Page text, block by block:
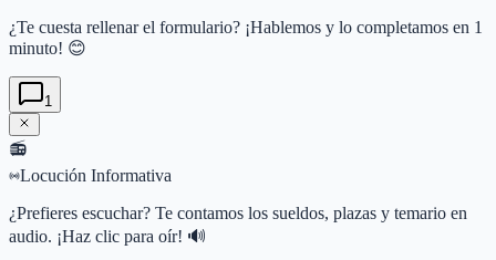
¿Te cuesta rellenar el formulario? ¡Hablemos y lo completamos en 1
minuto! 😊
1
📻
Locución Informativa
¿Prefieres escuchar? Te contamos los sueldos, plazas y temario en
audio. ¡Haz clic para oír! 🔊